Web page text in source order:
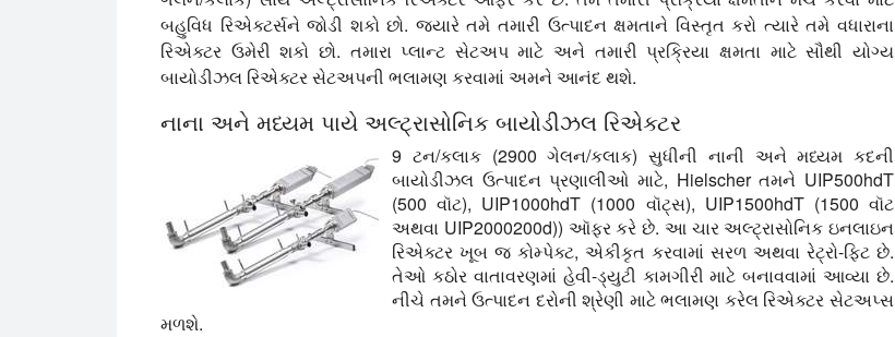
બહુવિધ રિએક્ટર્સને જોડી શકો છો. જ્યારે તમે તમારી ઉત્પાદન ક્ષમતાને વિસ્તૃત કરો ત્યારે તમે વધારાના
રિએક્ટર ઉમેરી શકો છો. તમારા પ્લાન્ટ સેટઅપ માટે અને તમારી પ્રક્રિયા ક્ષમતા માટે સૌથી યોગ્ય
બાયોડીઝલ રિએક્ટર સેટઅપની ભલામણ કરવામાં અમને આનંદ થશે.
નાના અને મધ્યમ પાયે અલ્ટ્રાસોનિક બાયોડીઝલ રિએક્ટર
9 ટન/કલાક (2900 ગેલન/કલાક) સુધીની નાની અને મધ્યમ કદની
બાયોડીઝલ ઉત્પાદન પ્રણાલીઓ માટે, Hielscher તમને UIP500hdT
(500 વૉટ), UIP1000hdT (1000 વૉટ્સ), UIP1500hdT (1500 વૉટ
અથવા UIP2000200d)) ઑફર કરે છે. આ ચાર અલ્ટ્રાસોનિક ઇનલાઇન
રિએક્ટર ખૂબ જ કોમ્પેક્ટ, એકીકૃત કરવામાં સરળ અથવા રેટ્રો-ફિટ છે.
તેઓ કઠોર વાતાવરણમાં હેવી-ડ્યુટી કામગીરી માટે બનાવવામાં આવ્યા છે.
નીચે તમને ઉત્પાદન દરોની શ્રેણી માટે ભલામણ કરેલ રિએક્ટર સેટઅપ્સ
મળશે.